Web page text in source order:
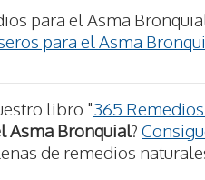
para el Asma
para el Asma
libro "365
Asma Bronquial?
de remedios